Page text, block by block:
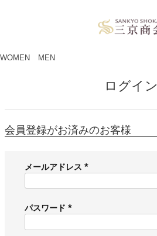
WOMEN MEN
ログイン
会員登録がお済みのお客様
メールアドレス
必
)
パスワード
必